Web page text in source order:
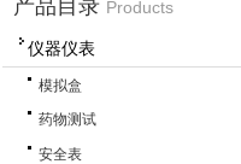
产品目录 Products
仪器仪表
模拟盒
药物测试
安全表